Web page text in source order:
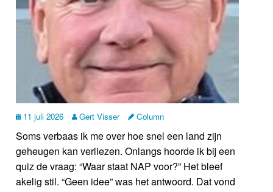
11 juli 2026 Gert Visser Column
Soms verbaas ik me over hoe snel een land zijn
geheugen kan verliezen. Onlangs hoorde ik bij een
quiz de vraag: “Waar staat NAP voor?” Het bleef
akelig stil. “Geen idee” was het antwoord. Dat vond